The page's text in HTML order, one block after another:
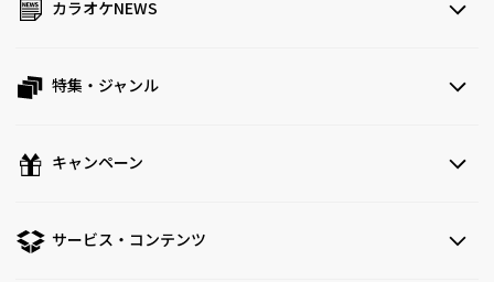
カラオケNEWS
特集・ジャンル
キャンペーン
サービス・コンテンツ